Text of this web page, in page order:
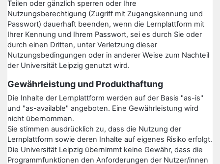
Teilen oder gänzlich sperren oder Ihre
Nutzungsberechtigung (Zugriff mit Zugangskennung und
Passwort) dauerhaft beenden, wenn die Lernplattform mit
Ihrer Kennung und Ihrem Passwort, sei es durch Sie oder
durch einen Dritten, unter Verletzung dieser
Nutzungsbedingungen oder in anderer Weise zum Nachteil
der Universität Leipzig genutzt wird.
Gewährleistung und Produkthaftung
Die Inhalte der Lernplattform werden auf der Basis "as-is"
und "as-available" angeboten. Eine Gewährleistung wird
nicht übernommen.
Sie stimmen ausdrücklich zu, dass die Nutzung der
Lernplattform sowie deren Inhalte auf eigenes Risiko erfolgt.
Die Universität Leipzig übernimmt keine Gewähr, dass die
Programmfunktionen den Anforderungen der Nutzer/innen